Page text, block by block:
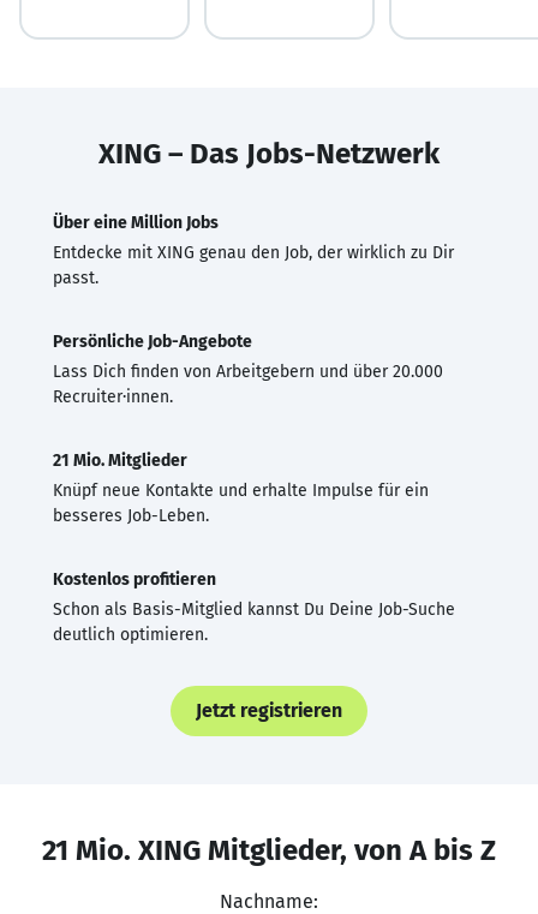
XING – Das Jobs-Netzwerk
Über eine Million Jobs
Entdecke mit XING genau den Job, der wirklich zu Dir
passt.
Persönliche Job-Angebote
Lass Dich finden von Arbeitgebern und über 20.000
Recruiter·innen.
21 Mio. Mitglieder
Knüpf neue Kontakte und erhalte Impulse für ein
besseres Job-Leben.
Kostenlos profitieren
Schon als Basis-Mitglied kannst Du Deine Job-Suche
deutlich optimieren.
Jetzt registrieren
21 Mio. XING Mitglieder, von A bis Z
Nachname: